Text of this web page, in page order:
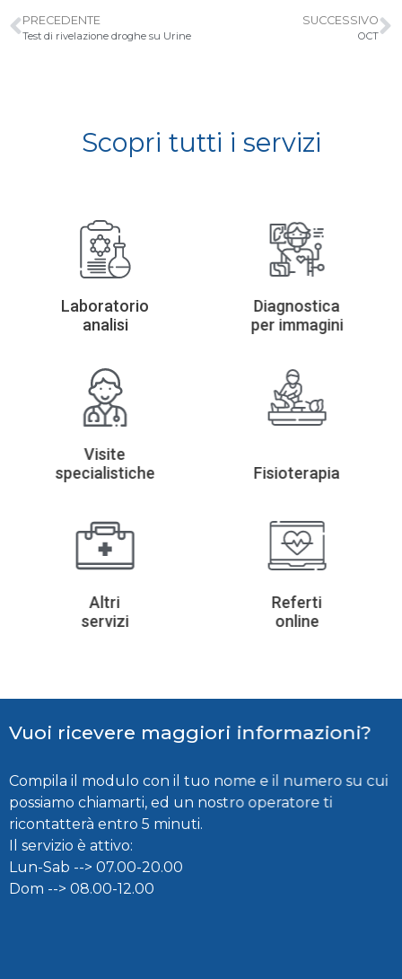
PRECEDENTE
Test di rivelazione droghe su Urine
SUCCESSIVO
OCT
Scopri tutti i servizi
Laboratorio
analisi
Diagnostica
per immagini
Visite
specialistiche
Fisioterapia
Altri
servizi
Referti
online
Vuoi ricevere maggiori informazioni?
Compila il modulo con il tuo nome e il numero su cui
possiamo chiamarti, ed un nostro operatore ti
ricontatterà entro 5 minuti.
Il servizio è attivo:
Lun-Sab --> 07.00-20.00
Dom --> 08.00-12.00